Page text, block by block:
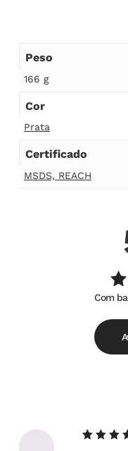
Peso
166 g
Cor
Prata
Certificado
MSDS, REACH
Com